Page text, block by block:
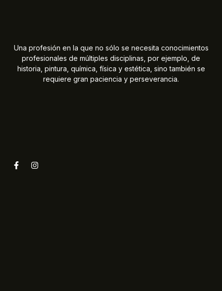
Una profesión en la que no sólo se necesita conocimientos
profesionales de múltiples disciplinas, por ejemplo, de
historia, pintura, química, física y estética, sino también se
requiere gran paciencia y perseverancia.